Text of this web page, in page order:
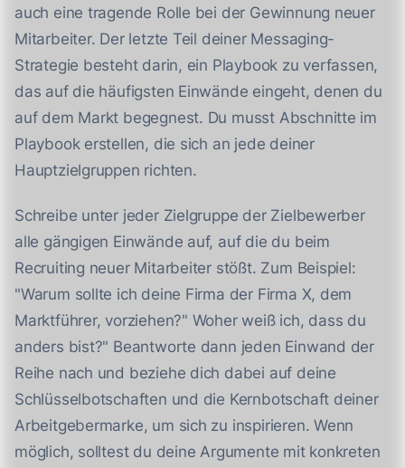
auch eine tragende Rolle bei der Gewinnung neuer
Mitarbeiter. Der letzte Teil deiner Messaging-
Strategie besteht darin, ein Playbook zu verfassen,
das auf die häufigsten Einwände eingeht, denen du
auf dem Markt begegnest. Du musst Abschnitte im
Playbook erstellen, die sich an jede deiner
Hauptzielgruppen richten.
Schreibe unter jeder Zielgruppe der Zielbewerber
alle gängigen Einwände auf, auf die du beim
Recruiting neuer Mitarbeiter stößt. Zum Beispiel:
"Warum sollte ich deine Firma der Firma X, dem
Marktführer, vorziehen?" Woher weiß ich, dass du
anders bist?" Beantworte dann jeden Einwand der
Reihe nach und beziehe dich dabei auf deine
Schlüsselbotschaften und die Kernbotschaft deiner
Arbeitgebermarke, um sich zu inspirieren. Wenn
möglich, solltest du deine Argumente mit konkreten